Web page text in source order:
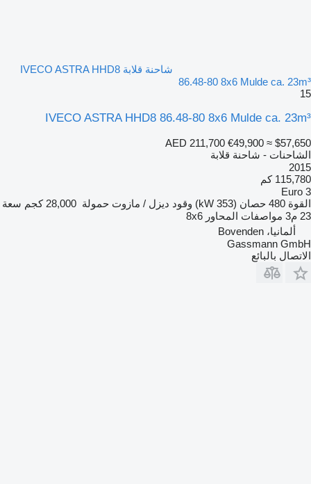
شاحنة قلابة IVECO ASTRA HHD8
86.48-80 8x6 Mulde ca. 23m³
15
IVECO ASTRA HHD8 86.48-80 8x6 Mulde ca. 23m³
AED 211,700 €49,900 ≈ $57,650
الشاحنات - شاحنة قلابة
2015
115,780 كم
Euro 3
القوة 480 حصان (353 kW) وقود ديزل / مازوت حمولة 28,000 كجم
سعة
23 م3
مواصفات المحاور 8x6
ألمانيا، Bovenden
Gassmann GmbH
الاتصال بالبائع